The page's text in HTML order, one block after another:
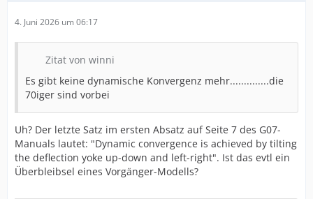
4. Juni 2026 um 06:17
Zitat von winni
Es gibt keine dynamische Konvergenz mehr..............die
70iger sind vorbei
Uh? Der letzte Satz im ersten Absatz auf Seite 7 des G07-
Manuals lautet: "Dynamic convergence is achieved by tilting
the deflection yoke up-down and left-right". Ist das evtl ein
Überbleibsel eines Vorgänger-Modells?